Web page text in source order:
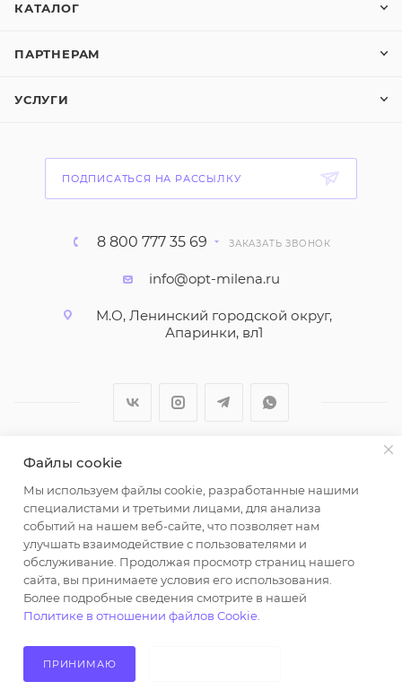
КАТАЛОГ
ПАРТНЕРАМ
УСЛУГИ
ПОДПИСАТЬСЯ НА РАССЫЛКУ
8 800 777 35 69 ЗАКАЗАТЬ ЗВОНОК
info@opt-milena.ru
М.О, Ленинский городской округ,
Апаринки, вл1
2026 © ООО "Вайт Текстиль групп"
Любая информация на сайте носит справочный
характер и не является публичной офертой
определяемой положениями пункта 2 статьи 437
Гражданского кодекса Российской Федерации.
Использование любых материалов, опубликованных
на https://opt-milena.ru, допустимо только при
наличии письменного разрешения редакции и
активной ссылки на https://opt-milena.ru
Файлы cookie
Мы используем файлы cookie, разработанные нашими
специалистами и третьими лицами, для анализа
событий на нашем веб-сайте, что позволяет нам
улучшать взаимодействие с пользователями и
обслуживание. Продолжая просмотр страниц нашего
сайта, вы принимаете условия его использования.
Более подробные сведения смотрите в нашей
Политике в отношении файлов Cookie
ПРИНИМАЮ